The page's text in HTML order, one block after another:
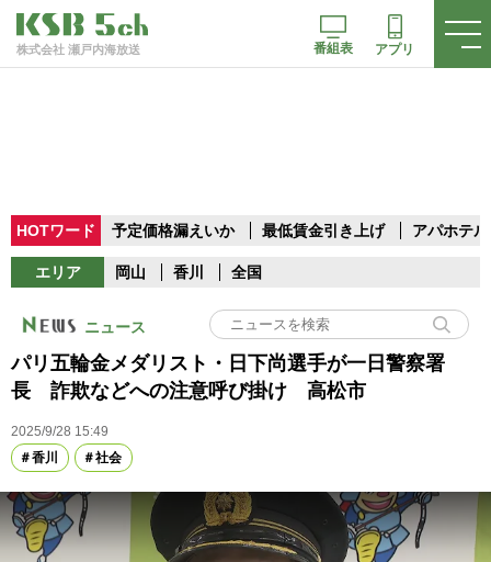
株式会社 瀬戸内海放送 番組表 アプリ
HOTワード 予定価格漏えいか 最低賃金引き上げ アパホテル
エリア 岡山 香川 全国
ニュース
パリ五輪金メダリスト・日下尚選手が一日警察署
長 詐欺などへの注意呼び掛け 高松市
2025/9/28 15:49
香川
社会